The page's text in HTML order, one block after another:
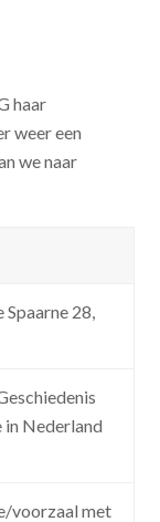
haar
weer een
we naar
28,
Nederland
voorzaal met